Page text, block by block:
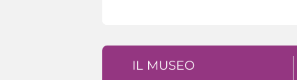
IL MUSEO